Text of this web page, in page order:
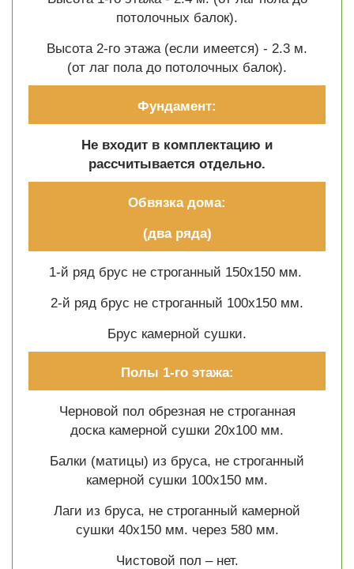
потолочных балок).
Высота 2-го этажа (если имеется) - 2.3 м.
(от лаг пола до потолочных балок).
Фундамент:
Не входит в комплектацию и
рассчитывается отдельно.
Обвязка дома:
(два ряда)
1-й ряд брус не строганный 150х150 мм.
2-й ряд брус не строганный 100х150 мм.
Брус камерной сушки.
Полы 1-го этажа:
Черновой пол обрезная не строганная
доска камерной сушки 20х100 мм.
Балки (матицы) из бруса, не строганный
камерной сушки 100х150 мм.
Лаги из бруса, не строганный камерной
сушки 40х150 мм. через 580 мм.
Чистовой пол – нет.